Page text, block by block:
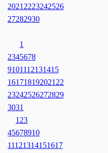
2021 2223242526
27282930
1
2345678
9101112131415
161718192021 22
23242526272829
3031
1 23
45678910
11121314151617